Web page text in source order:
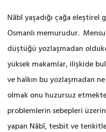
Nâbî yaşadığı çağa
Osmanlı memurudur.
düştüğü yozlaşmadan
yüksek makamlar, ‎ilişkide
ve halkın bu yozlaşmadan
olmak onu huzursuz
problemlerin sebepleri
yapan Nâbî, tesbit ve